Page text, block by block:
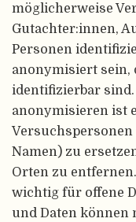
möglicherweise
Gutachter:innen,
Personen
anonymisiert sein,
identifizierbar
anonymisieren ist
Namen) zu
Orten zu
wichtig für offene
und Daten